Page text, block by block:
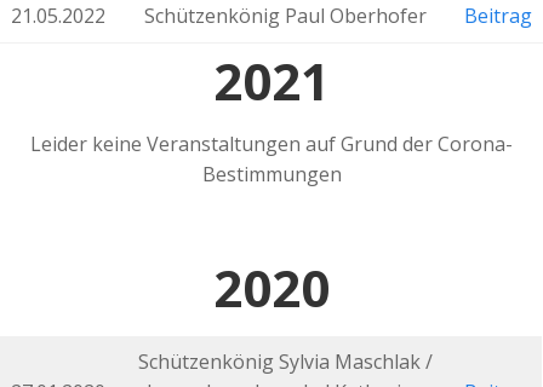
21.05.2022 Schützenkönig Paul Oberhofer Beitrag
2021
Leider keine Veranstaltungen auf Grund der Corona-
Bestimmungen
2020
Schützenkönig Sylvia Maschlak /